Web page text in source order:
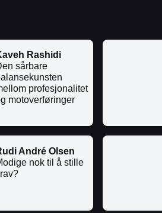
Rashidi
sårbare
profesjonalitet
motoverføringer
André Olsen
nok til å stille